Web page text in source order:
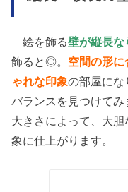
絵を飾る壁が縦長
飾ると◎。 空間の形に
ゃれな印象の部屋にな
バランスを見つけて
大きさによって、大
象に仕上がります。